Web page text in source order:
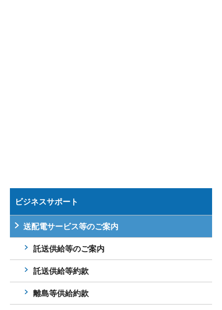
ビジネスサポート
送配電サービス等のご案内
託送供給等のご案内
託送供給等約款
離島等供給約款